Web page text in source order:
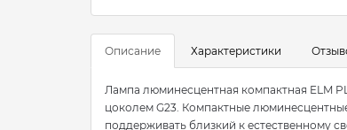
Описание Характеристики
Лампа люминесцентная компактная ELM
цоколем G23. Компактные
поддерживать близкий к естественному